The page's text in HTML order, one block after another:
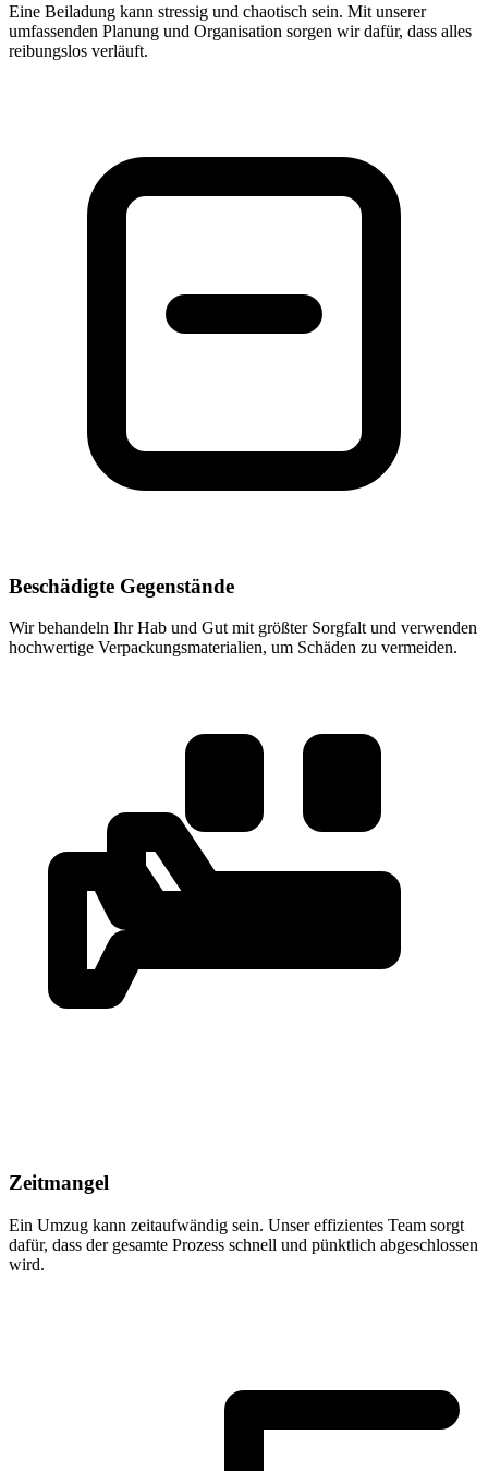
Eine Beiladung kann stressig und chaotisch sein. Mit unserer
umfassenden Planung und Organisation sorgen wir dafür, dass alles
reibungslos verläuft.
Beschädigte Gegenstände
Wir behandeln Ihr Hab und Gut mit größter Sorgfalt und verwenden
hochwertige Verpackungsmaterialien, um Schäden zu vermeiden.
Zeitmangel
Ein Umzug kann zeitaufwändig sein. Unser effizientes Team sorgt
dafür, dass der gesamte Prozess schnell und pünktlich abgeschlossen
wird.